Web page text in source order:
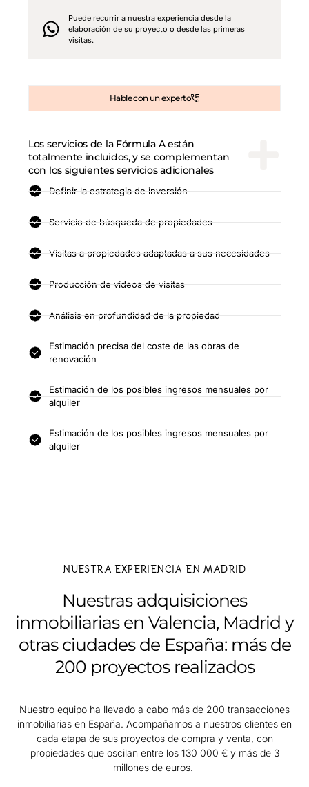
Puede recurrir a nuestra experiencia desde la
elaboración de su proyecto o desde las primeras
visitas.
Hable con un experto
Los servicios de la Fórmula A están
totalmente incluidos, y se complementan
con los siguientes servicios adicionales
Definir la estrategia de inversión
Servicio de búsqueda de propiedades
Visitas a propiedades adaptadas a sus necesidades
Producción de vídeos de visitas
Análisis en profundidad de la propiedad
Estimación precisa del coste de las obras de
renovación
Estimación de los posibles ingresos mensuales por
alquiler
Estimación de los posibles ingresos mensuales por
alquiler
NUESTRA EXPERIENCIA EN MADRID
Nuestras adquisiciones
inmobiliarias en Valencia, Madrid y
otras ciudades de España: más de
200 proyectos realizados
Nuestro equipo ha llevado a cabo más de 200 transacciones
inmobiliarias en España. Acompañamos a nuestros clientes en
cada etapa de sus proyectos de compra y venta, con
propiedades que oscilan entre los 130 000 € y más de 3
millones de euros.